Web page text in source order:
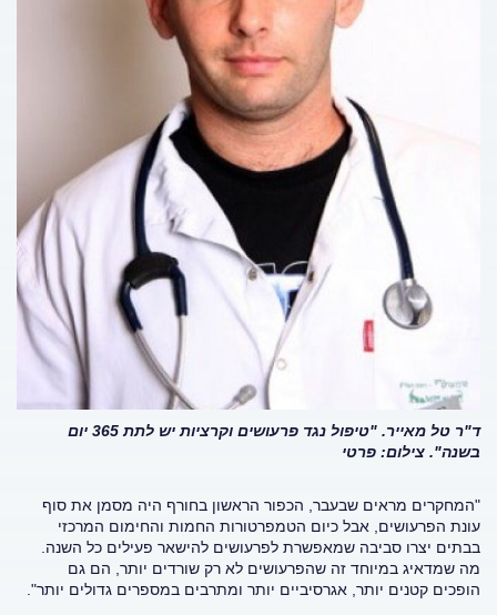
ד"ר טל מאייר. "טיפול נגד פרעושים וקרציות יש לתת 365 יום
בשנה". צילום: פרטי
"המחקרים מראים שבעבר, הכפור הראשון בחורף היה מסמן את סוף
עונת הפרעושים, אבל כיום הטמפרטורות החמות והחימום המרכזי
בבתים יצרו סביבה שמאפשרת לפרעושים להישאר פעילים כל השנה.
מה שמדאיג במיוחד זה שהפרעושים לא רק שורדים יותר, הם גם
הופכים קטנים יותר, אגרסיביים יותר ומתרבים במספרים גדולים יותר".